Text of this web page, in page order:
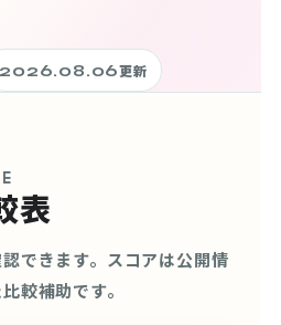
2026.08.06更新
表
できます。スコアは公開情
較補助です。